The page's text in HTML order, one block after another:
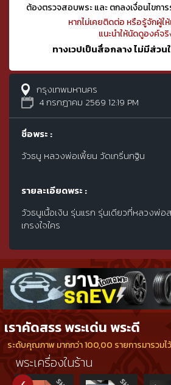
ต้องตรวจสอบพระ และ ตกลงเงื่อนไขกา
หากไม่เคยติดต่อ หรือรู้จักผู้ให้
แนะนำให้นัดดูองค์จ
ทางเวปเป็นสื่อกลาง ไม่มีส่วน
กรุงเทพมหานคร
4 กรกฎาคม 2569 12:19 PM
ชื่อพระ :
วัวธนู หลวงพ่อเพี้ยน วัดเกริ่นกฐิน
รายละเอียดพระ :
วัวธนูเนื้อเงิน รุ่นแรก รุ่นเดียวที่หลวงพ่
เกรงใจใคร
เราคัดสรร พระเด่น พระดี
ระดับคุณภาพ มากกว่า 100,00 รายการมารวมไ
พระเครื่องในร้าน